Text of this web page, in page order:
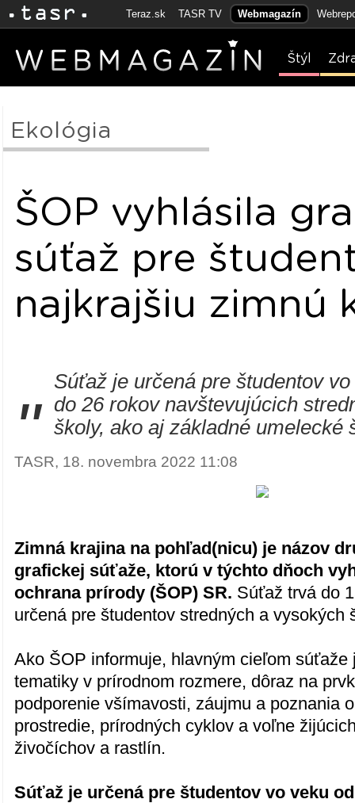
Teraz.sk TASR TV Webmagazín
Štýl
Ekológia
ŠOP vyhlásila
súťaž pre
najkrajšiu zimnú
"
Súťaž je určená pre študentov
do 26 rokov navštevujúcich
školy, ako aj základné umelecké
TASR, 18. novembra 2022 11:08
Zimná krajina na pohľad(nicu) je názov
grafickej súťaže, ktorú v týchto dňoch
ochrana prírody (ŠOP) SR. Súťaž trvá do
určená pre študentov stredných a vysokých
Ako ŠOP informuje, hlavným cieľom súťaže
tematiky v prírodnom rozmere, dôraz na
podporenie všímavosti, záujmu a poznania
prostredie, prírodných cyklov a voľne
živočíchov a rastlín.
Súťaž je určená pre študentov vo veku